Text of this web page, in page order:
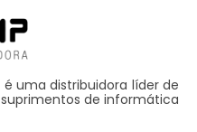
uma distribuidora líder de
de informática